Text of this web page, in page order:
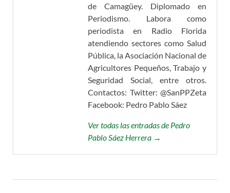
de Camagüey. Diplomado en
Periodismo. Labora como
periodista en Radio Florida
atendiendo sectores como Salud
Pública, la Asociación Nacional de
Agricultores Pequeños, Trabajo y
Seguridad Social, entre otros.
Contactos: Twitter: @SanPPZeta
Facebook: Pedro Pablo Sáez
Ver todas las entradas de Pedro
Pablo Sáez Herrera →